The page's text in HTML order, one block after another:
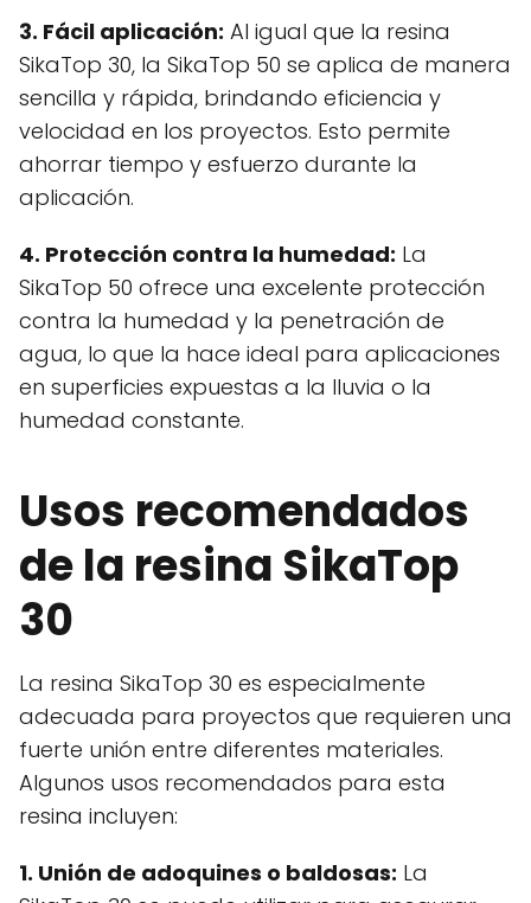
3. Fácil aplicación: Al igual que la resina
SikaTop 30, la SikaTop 50 se aplica de manera
sencilla y rápida, brindando eficiencia y
velocidad en los proyectos. Esto permite
ahorrar tiempo y esfuerzo durante la
aplicación.
4. Protección contra la humedad: La
SikaTop 50 ofrece una excelente protección
contra la humedad y la penetración de
agua, lo que la hace ideal para aplicaciones
en superficies expuestas a la lluvia o la
humedad constante.
Usos recomendados
de la resina SikaTop
30
La resina SikaTop 30 es especialmente
adecuada para proyectos que requieren una
fuerte unión entre diferentes materiales.
Algunos usos recomendados para esta
resina incluyen:
1. Unión de adoquines o baldosas: La